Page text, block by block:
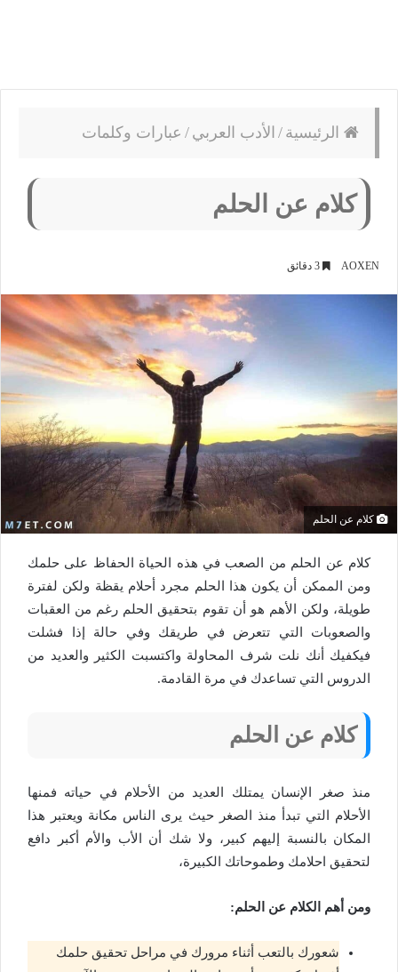
الرئيسية / الأدب العربي / عبارات وكلمات
كلام عن الحلم
AOXEN
كلام عن الحلم
كلام عن الحلم من الصعب في هذه الحياة الحفاظ على حلمك
ومن الممكن أن يكون هذا الحلم مجرد أحلام يقظة ولكن لفترة
طويلة، ولكن الأهم هو أن تقوم بتحقيق الحلم رغم من العقبات
والصعوبات التي تتعرض في طريقك وفي حالة إذا فشلت
فيكفيك أنك نلت شرف المحاولة واكتسبت الكثير والعديد من
الدروس التي تساعدك في مرة القادمة.
كلام عن الحلم
منذ صغر الإنسان يمتلك العديد من الأحلام في حياته فمنها
الأحلام التي تبدأ منذ الصغر حيث يرى الناس مكانة ويعتبر هذا
المكان بالنسبة إليهم كبير، ولا شك أن الأب والأم أكبر دافع
لتحقيق احلامك وطموحاتك الكبيرة،
ومن أهم الكلام عن الحلم:
شعورك بالتعب أثناء مرورك في مراحل تحقيق حلمك